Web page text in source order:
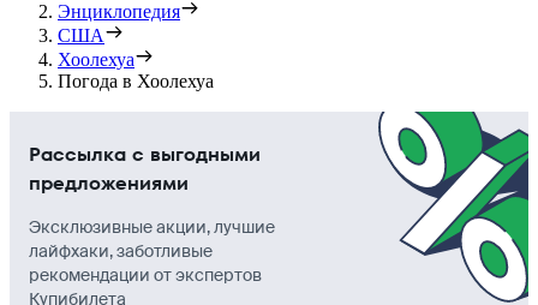
Энциклопедия
США
Хоолехуа
Погода в Хоолехуа
Рассылка с выгодными
предложениями
Эксклюзивные акции, лучшие
лайфхаки, заботливые
рекомендации от экспертов
Купибилета